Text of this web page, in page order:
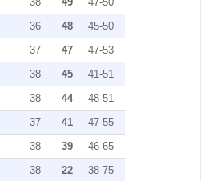
36 48
45-50
37 47
47-53
38 45
41-51
38 44
48-51
37 41
47-55
38 39
46-65
38 22
38-75